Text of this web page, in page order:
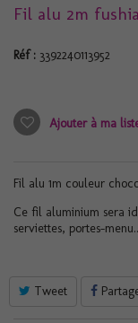
Fil alu 2m
Réf : 3392240113952
Ajouter à ma
Fil alu 1m couleur
Ce fil aluminium sera
serviettes, portes-
Tweet